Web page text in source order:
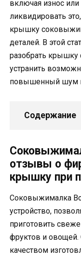
включая износ
ликвидировать
крышку
деталей. В этой
разобрать
устранить
повышенный шум
Содержание
отзывы о
крышку при
Соковыжималка
устройство,
приготовить
фруктов и овощей.
качеством